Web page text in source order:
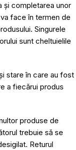
și completarea unor
face în termen de
Singurele
sunt cheltuielile
stare în care au fost
a fiecărui produs
produse de
trebuie să se
Returul